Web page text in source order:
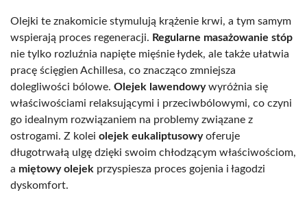
Olejki te znakomicie stymulują krążenie krwi, a tym samym
wspierają proces regeneracji. Regularne masażowanie stóp
nie tylko rozluźnia napięte mięśnie łydek, ale także ułatwia
pracę ścięgien Achillesa, co znacząco zmniejsza
dolegliwości bólowe. Olejek lawendowywyróżnia się
właściwościami relaksującymi i przeciwbólowymi, co czyni
go idealnym rozwiązaniem na problemy związane z
ostrogami. Z kolei olejek eukaliptusowyoferuje
długotrwałą ulgę dzięki swoim chłodzącym właściwościom,
a miętowy olejek przyspiesza proces gojenia i łagodzi
dyskomfort.